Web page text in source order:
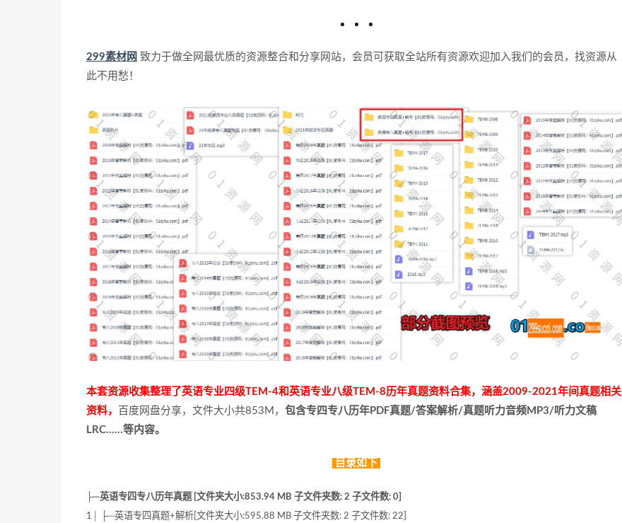
299素材网 致力于做全网最优质的资源整合和分享网站，会员可获取全站所有资源欢迎加入我们的会员，找资源从
此不用愁！
本套资源收集整理了英语专业四级TEM-4和英语专业八级TEM-8历年真题资料合集，涵盖2009-2021年间真题相关
资料，
百度网盘分享，文件大小共853M， 包含专四专八历年PDF真题/答案解析/真题听力音频MP3/听力文稿
LRC……等内容。
目录如下
├─英语专四专八历年真题 [文件夹大小:853.94 MB 子文件夹数: 2 子文件数: 0]
1│ ├─英语专四真题+解析[文件夹大小:595.88 MB 子文件夹数: 2 子文件数: 22]